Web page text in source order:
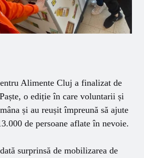
Alimente Cluj a finalizat de
o ediție în care voluntarii și
și au reușit împreună să ajute
de persoane aflate în nevoie.
surprinsă de mobilizarea de